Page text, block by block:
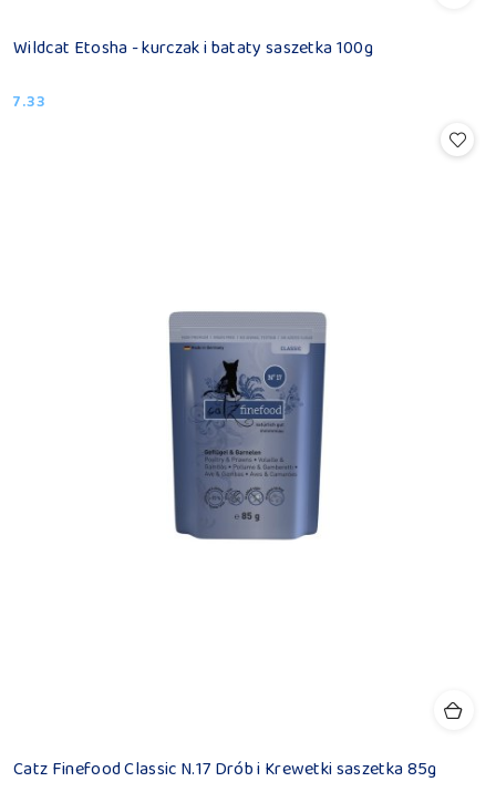
Wildcat Etosha - kurczak i bataty saszetka 100g
Cena:
7.33
Catz Finefood Classic N.17 Drób i Krewetki saszetka 85g